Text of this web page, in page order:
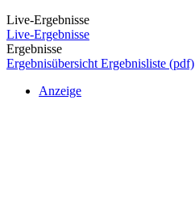
Live-Ergebnisse
Live-Ergebnisse
Ergebnisse
Ergebnisübersicht Ergebnisliste (pdf)
Anzeige